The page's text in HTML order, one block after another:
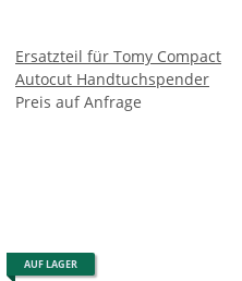
Ersatzteil für Tomy Compact
Autocut Handtuchspender
Preis auf Anfrage
AUF LAGER